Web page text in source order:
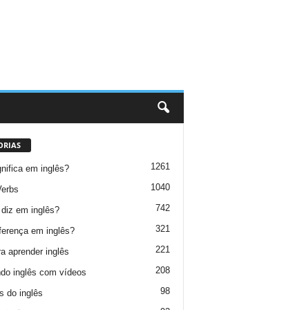
em inglês? 1261
1040
em inglês? 742
em inglês? 321
aprender inglês 221
inglês com vídeos 208
do inglês 98